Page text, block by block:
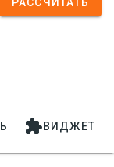
РАССЧИТАТЬ
ВИДЖЕТ